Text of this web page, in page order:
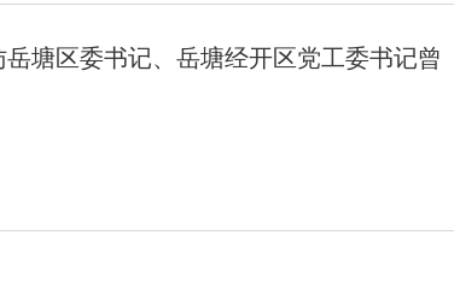
塘区委书记、岳塘经开区党工委书记曾